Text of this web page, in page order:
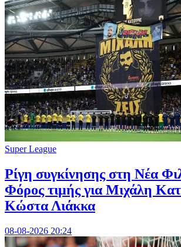
Super League
Ρίγη συγκίνησης στη Νέα
Φόρος τιμής για Μιχάλη
Κώστα Λιάκκα
08-08-2026 20:24